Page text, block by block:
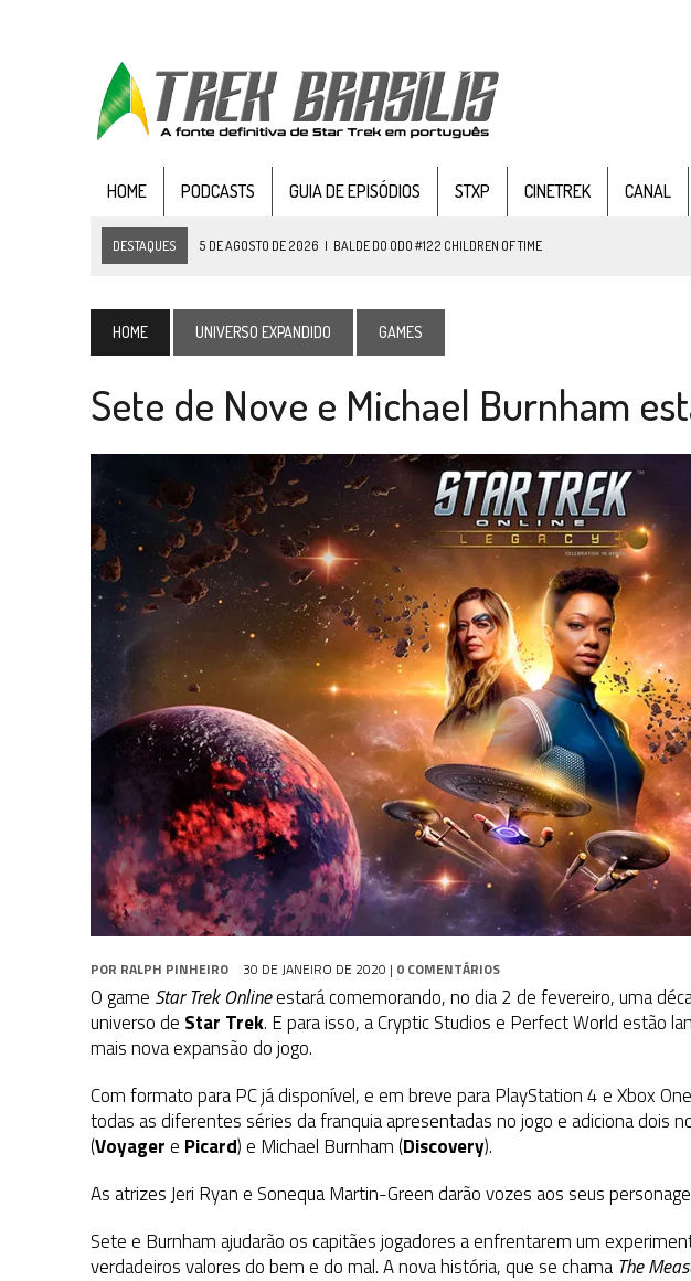
HOME PODCASTS GUIA DE EPISÓDIOS STXP CINETREK CANAL
DESTAQUES 5 DE AGOSTO DE 2026 | BALDE DO ODO #122 CHILDREN OF TIME
3 DE AGOSTO DE 2026 | PARAMOUNT E CBS DERRUBAM NOVO VÍDEO DO FILME DE FÃS AXANAR HORAS APÓS
2 DE AGOSTO DE 2026 | TB AO VIVO | STAR TREK: STRANGE NEW WORLDS – “THE GRIFFIN INCIDENT” (4×02)
GRANDES JORNADAS | QUATRO EPISÓDIOS DE STAR TREKSOBRE DIFERENTES
31 DE JULHO DE 2026 | BOX DELUXE DO ANO 5 DA COLEÇÃO TREK BRASILISJÁ DISPONÍVEL EM PRÉ-VENDA!
31 DE JULHO DE 2026 | SNW 4×02: THE GRIFFIN INCIDENT
6 DE AGOSTO DE 2026 | AVALIE E COMENTE SNW 4×03: HUMAN BEST FRIEND
HOME UNIVERSO EXPANDIDO GAMES
Sete de Nove e Michael Burnham
POR RALPH PINHEIRO 30 DE JANEIRO DE 2020 | 0 COMENTÁRIOS
O game Star Trek Onlineestará comemorando, no dia 2 de fevereiro, uma
universo de Star Trek. E para isso, a Cryptic Studios e Perfect World estão
mais nova expansão do jogo.
Com formato para PC já disponível, e em breve para PlayStation 4 e Xbox
todas as diferentes séries da franquia apresentadas no jogo e adiciona dois
(Voyagere Picard) e Michael Burnham (Discovery).
As atrizes Jeri Ryan e Sonequa Martin-Green darão vozes aos seus
Sete e Burnham ajudarão os capitães jogadores a enfrentarem um
verdadeiros valores do bem e do mal. A nova história, que se chama The